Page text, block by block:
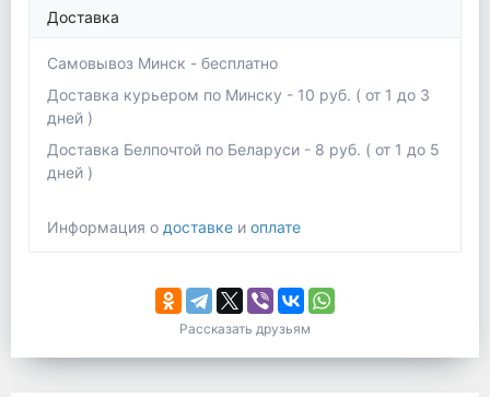
Доставка
Самовывоз Минск - бесплатно
Доставка курьером по Минску - 10 руб. ( от 1 до 3
дней )
Доставка Белпочтой по Беларуси - 8 руб. ( от 1 до 5
дней )
Информация о доставке и оплате
Рассказать друзьям